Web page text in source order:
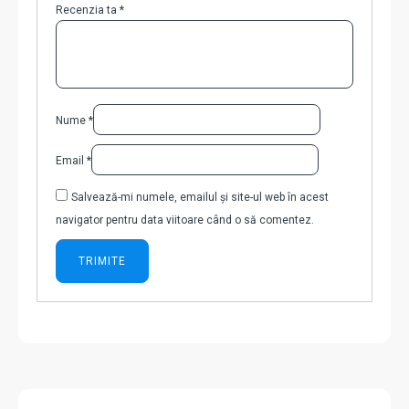
Recenzia ta *
Nume *
Email *
Salvează-mi numele, emailul și site-ul web în acest
navigator pentru data viitoare când o să comentez.